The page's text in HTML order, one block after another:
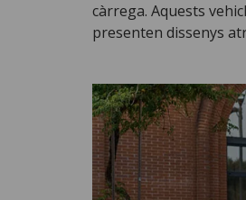
càrrega. Aquests
presenten dissenys